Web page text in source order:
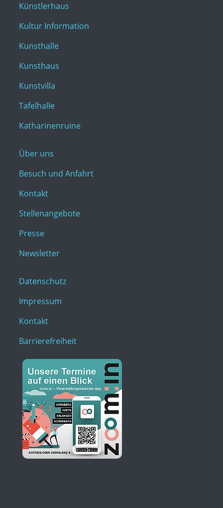
Künstlerhaus
Kultur Information
Kunsthalle
Kunsthaus
Kunstvilla
Tafelhalle
Katharinenruine
Über uns
Besuch und Anfahrt
Kontakt
Stellenangebote
Presse
Newsletter
Datenschutz
Impressum
Kontakt
Barrierefreiheit